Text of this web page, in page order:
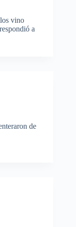
vino
a
de